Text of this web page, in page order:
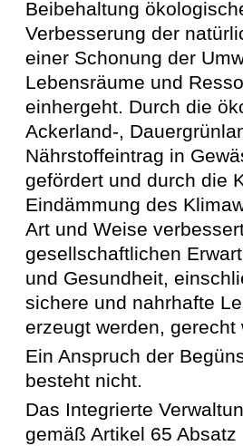
Beibehaltung
Verbesserung der
einer Schonung der
Lebensräume und
einhergeht. Durch die
Ackerland-,
Nährstoffeintrag in
gefördert und durch die
Eindämmung des
Art und Weise
gesellschaftlichen
und Gesundheit,
sichere und nahrhafte
erzeugt werden, gerecht
Ein Anspruch der
besteht nicht.
Das Integrierte
gemäß Artikel 65